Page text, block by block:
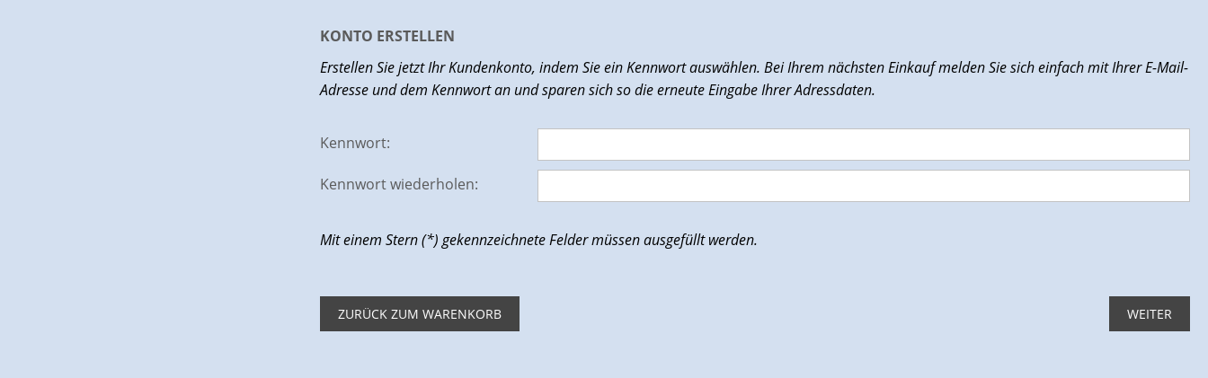
KONTO ERSTELLEN
Erstellen Sie jetzt Ihr Kundenkonto, indem Sie ein Kennwort auswählen. Bei Ihrem nächsten Einkauf melden Sie sich einfach mit Ihrer E-Mail-
Adresse und dem Kennwort an und sparen sich so die erneute Eingabe Ihrer Adressdaten.
Kennwort:
Kennwort wiederholen:
Mit einem Stern (*) gekennzeichnete Felder müssen ausgefüllt werden.
WEITER
ZURÜCK ZUM WARENKORB